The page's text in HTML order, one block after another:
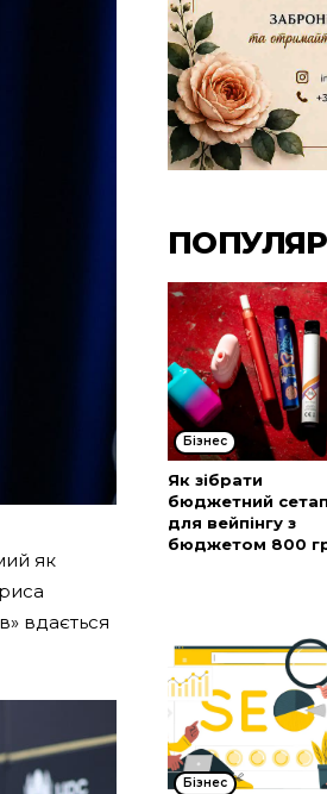
як
вдається
Бізнес
Як зібрати
бюджетний сетап
для вейпінгу з
бюджетом 800
Бізнес